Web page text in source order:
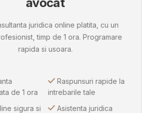
avocat
juridica online platita, cu un
timp de 1 ora. Programare
rapida si usoara.
de 1 ora
sigura si
Raspunsuri rapide la
intrebarile tale
Asistenta juridica